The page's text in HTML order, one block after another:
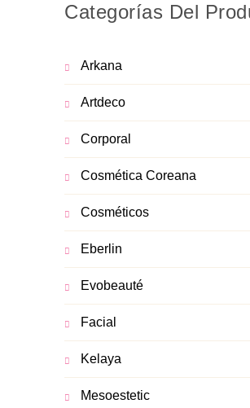
Categorías Del
Arkana
Artdeco
Corporal
Cosmética Coreana
Cosméticos
Eberlin
Evobeauté
Facial
Kelaya
Mesoestetic